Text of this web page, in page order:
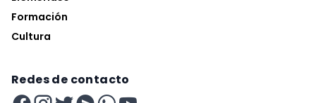
Formación
Cultura
Redes de contacto